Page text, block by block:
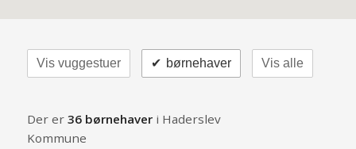
Vis vuggestuer børnehaver
✔ Vis alle
Der er 36 børnehaveri Haderslev
Kommune